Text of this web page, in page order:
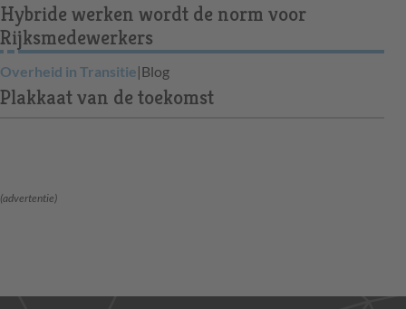
Hybride werken wordt de norm voor
Rijksmedewerkers
Overheid in Transitie|Blog
Plakkaat van de toekomst
(advertentie)